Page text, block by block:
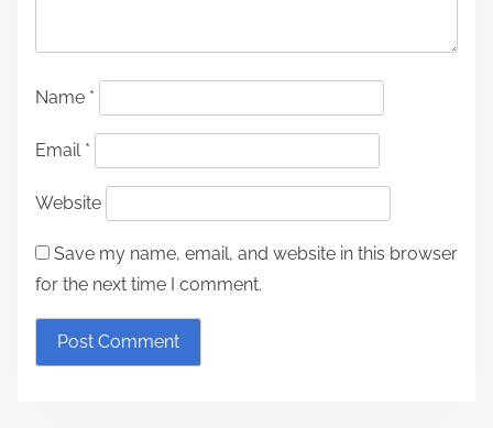
Name *
Email *
Website
Save my name, email, and website in this browser
for the next time I comment.